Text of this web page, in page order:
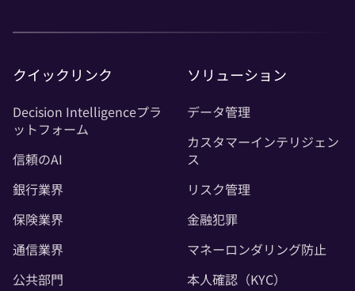
クイックリンク
Decision Intelligenceプラ
ットフォーム
信頼のAI
銀行業界
保険業界
通信業界
公共部門
ソリューション
データ管理
カスタマーインテリジェン
ス
リスク管理
金融犯罪
マネーロンダリング防止
本人確認（KYC）